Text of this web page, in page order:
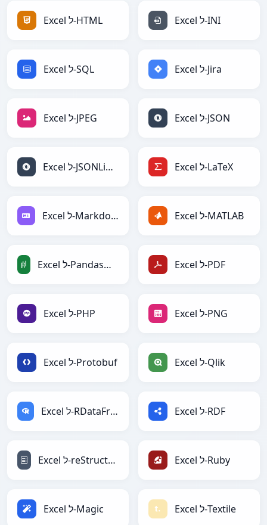
Excel ל-HTML Excel ל-INI
Excel ל-SQL Excel ל-Jira
Excel ל-JPEG Excel ל-JSON
Excel ל-JSONLines Excel ל-LaTeX
Excel ל-Markdown Excel ל-MATLAB
Excel ל-PandasDataFrame Excel ל-PDF
Excel ל-PHP Excel ל-PNG
Excel ל-Protobuf Excel ל-Qlik
Excel ל-RDataFrame Excel ל-RDF
Excel ל-reStructuredText Excel ל-Ruby
Excel ל-Magic Excel ל-Textile